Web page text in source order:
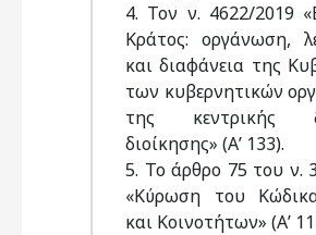
4. Τον ν. 4622/2019
Κράτος: οργάνωση,
και διαφάνεια της
των κυβερνητικών
της κεντρικής
διοίκησης» (Α’ 133).
5. Το άρθρο 75 του ν.
«Κύρωση του
και Κοινοτήτων» (Α’